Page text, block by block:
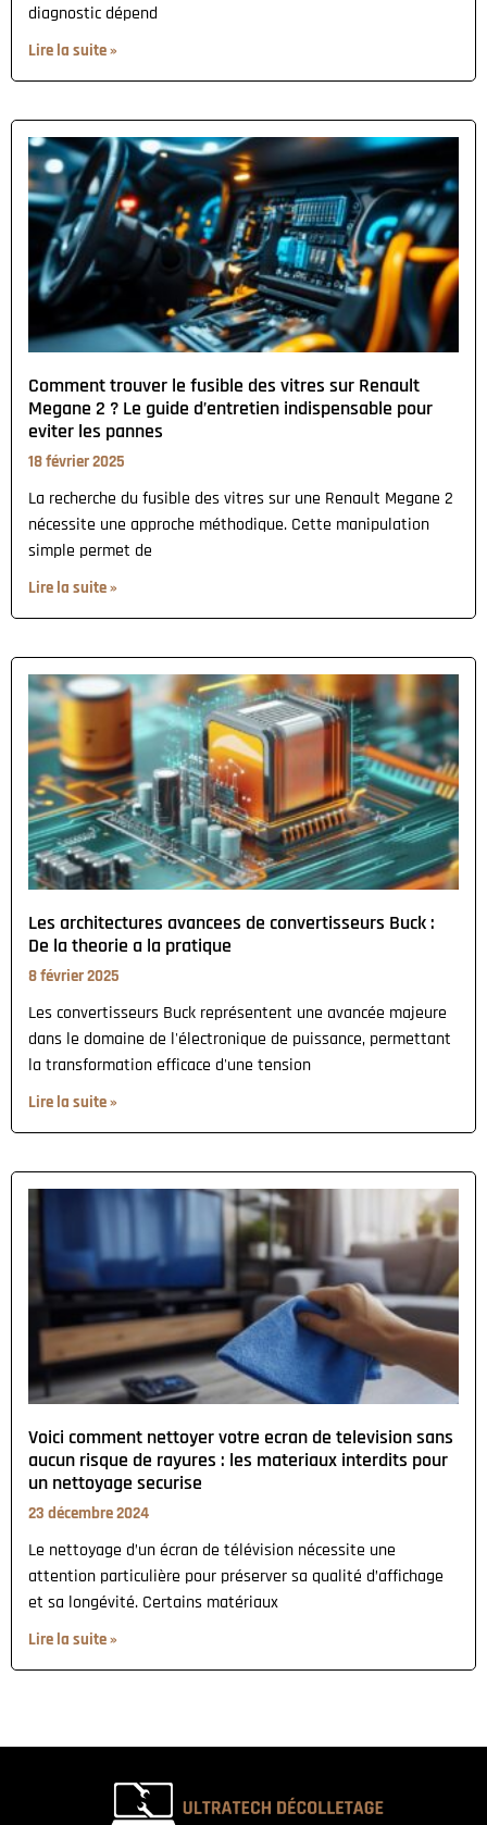
diagnostic dépend
Lire la suite »
Comment trouver le fusible des vitres sur Renault
Megane 2 ? Le guide d’entretien indispensable pour
eviter les pannes
18 février 2025
La recherche du fusible des vitres sur une Renault Megane 2
nécessite une approche méthodique. Cette manipulation
simple permet de
Lire la suite »
Les architectures avancees de convertisseurs Buck :
De la theorie a la pratique
8 février 2025
Les convertisseurs Buck représentent une avancée majeure
dans le domaine de l'électronique de puissance, permettant
la transformation efficace d'une tension
Lire la suite »
Voici comment nettoyer votre ecran de television sans
aucun risque de rayures : les materiaux interdits pour
un nettoyage securise
23 décembre 2024
Le nettoyage d’un écran de télévision nécessite une
attention particulière pour préserver sa qualité d’affichage
et sa longévité. Certains matériaux
Lire la suite »